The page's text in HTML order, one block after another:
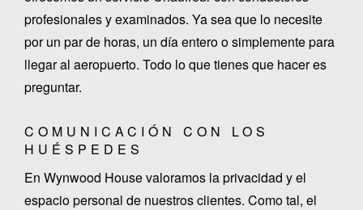
profesionales y examinados. Ya sea que lo necesite
por un par de horas, un día entero o simplemente para
llegar al aeropuerto. Todo lo que tienes que hacer es
preguntar.
COMUNICACIÓN CON LOS
HUÉSPEDES
En Wynwood House valoramos la privacidad y el
espacio personal de nuestros clientes. Como tal, el